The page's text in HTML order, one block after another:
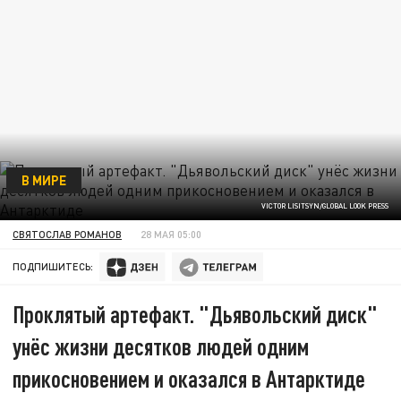
VICTOR LISITSYN/GLOBAL LOOK PRESS
В МИРЕ
СВЯТОСЛАВ РОМАНОВ 28 МАЯ 05:00
ПОДПИШИТЕСЬ:
Проклятый артефакт. "Дьявольский диск"
унёс жизни десятков людей одним
прикосновением и оказался в Антарктиде